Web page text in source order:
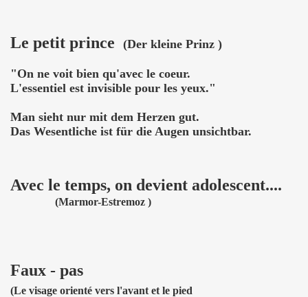
Le petit prince (Der kleine Prinz )
"On ne voit bien qu'avec le coeur.
L'essentiel est invisible pour les yeux."
Man sieht nur mit dem Herzen gut.
Das Wesentliche ist für die Augen unsichtbar.
Avec le temps, on devient adolescent....
(Marmor-Estremoz )
Faux - pas
(Le visage orienté vers l'avant et le pied